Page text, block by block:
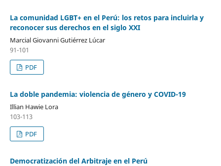
La comunidad LGBT+ en el Perú: los retos para incluirla y
reconocer sus derechos en el siglo XXI
Marcial Giovanni Gutiérrez Lúcar
91-101
PDF
La doble pandemia: violencia de género y COVID-19
Illian Hawie Lora
103-113
PDF
Democratización del Arbitraje en el Perú